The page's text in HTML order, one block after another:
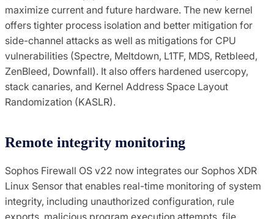
maximize current and future hardware. The new kernel
offers tighter process isolation and better mitigation for
side-channel attacks as well as mitigations for CPU
vulnerabilities (Spectre, Meltdown, L1TF, MDS, Retbleed,
ZenBleed, Downfall). It also offers hardened usercopy,
stack canaries, and Kernel Address Space Layout
Randomization (KASLR).
Remote integrity monitoring
Sophos Firewall OS v22 now integrates our Sophos XDR
Linux Sensor that enables real-time monitoring of system
integrity, including unauthorized configuration, rule
exports, malicious program execution attempts, file